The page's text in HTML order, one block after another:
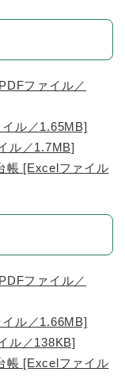
ファイル／
ル／1.65MB]
ル／1.7MB]
[Excelファイル
ファイル／
ル／1.66MB]
ル／138KB]
[Excelファイル